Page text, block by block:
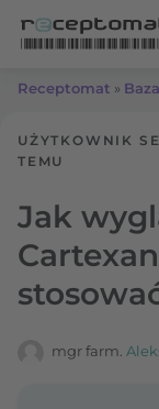
Receptomat »
UŻYTKOWNIK
TEMU
Jak
mgr farm.